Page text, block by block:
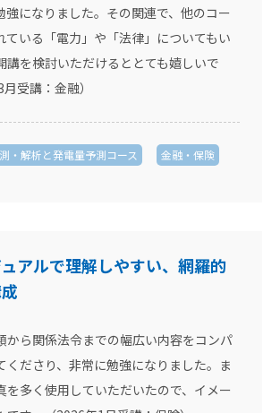
強になりました。その関連で、他のコー
ている「電力」や「法律」についてもい
講を検討いただけるととても嬉しいで
受講：金融）
・解析と発電量予測コース 金融・保険
アルで理解しやすい、網羅的
から関係法令までの幅広い内容をコンパ
くださり、非常に勉強になりました。ま
を多く使用していただいたので、イメー